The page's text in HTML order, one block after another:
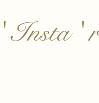
Insta ' r